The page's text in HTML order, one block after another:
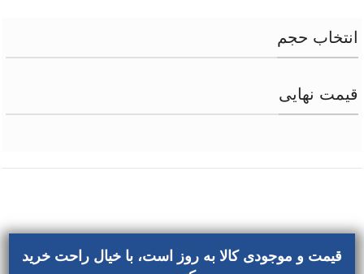
انتخاب حجم
قیمت نهایی
قیمت و موجودی کالا به روز است، با خیال راحت خرید